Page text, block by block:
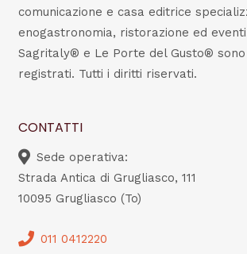
comunicazione e casa editrice
enogastronomia, ristorazione ed
Sagritaly® e Le Porte del Gusto®
registrati. Tutti i diritti riservati.
CONTATTI
Sede operativa:
Strada Antica di Grugliasco, 111
10095 Grugliasco (To)
011 0412220